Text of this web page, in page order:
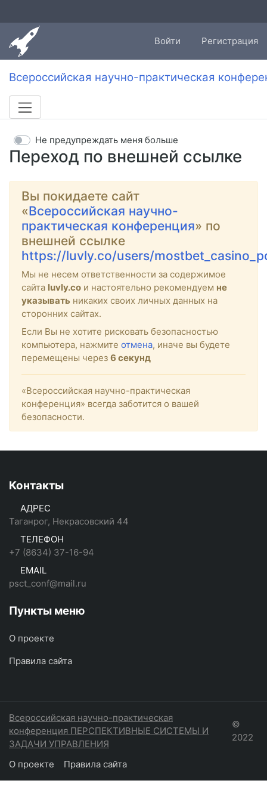
Войти Регистрация
Всероссийская научно-практическая
Переход по внешней ссылке
Не предупреждать меня больше
Вы покидаете сайт
«Всероссийская научно-
практическая конференция» по
внешней ссылке
https://luvly.co/users/
Мы не несем ответственности за содержимое
сайта luvly.co и настоятельно рекомендуем не
указывать никаких своих личных данных на
сторонних сайтах.
Если Вы не хотите рисковать безопасностью
компьютера, нажмите отмена, иначе вы будете
перемещены через 6 секунд
«Всероссийская научно-практическая
конференция» всегда заботится о вашей
безопасности.
Контакты
АДРЕС
Таганрог, Некрасовский 44
ТЕЛЕФОН
+7 (8634) 37-16-94
EMAIL
psct_conf@mail.ru
Пункты меню
О проекте
Правила сайта
Всероссийская научно-практическая
конференция ПЕРСПЕКТИВНЫЕ СИСТЕМЫ И
ЗАДАЧИ УПРАВЛЕНИЯ
©
2022
О проекте Правила сайта